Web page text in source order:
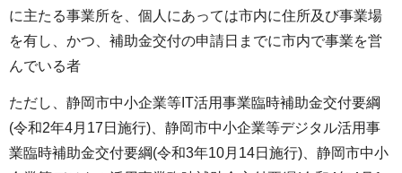
に主たる事業所を、個人にあっては市内に住所及び事業場
を有し、かつ、補助金交付の申請日までに市内で事業を営
んでいる者
ただし、静岡市中小企業等IT活用事業臨時補助金交付要綱
(令和2年4月17日施行)、静岡市中小企業等デジタル活用事
業臨時補助金交付要綱(令和3年10月14日施行)、静岡市中小